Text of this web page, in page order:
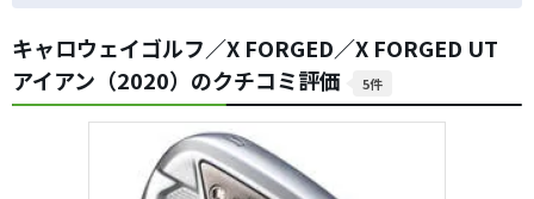
キャロウェイゴルフ／X FORGED／X FORGED UT
アイアン（2020）のクチコミ評価
5件